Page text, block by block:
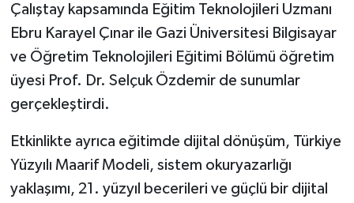
Çalıştay kapsamında Eğitim Teknolojileri Uzmanı
Ebru Karayel Çınar ile Gazi Üniversitesi Bilgisayar
ve Öğretim Teknolojileri Eğitimi Bölümü öğretim
üyesi Prof. Dr. Selçuk Özdemir de sunumlar
gerçekleştirdi.
Etkinlikte ayrıca eğitimde dijital dönüşüm, Türkiye
Yüzyılı Maarif Modeli, sistem okuryazarlığı
yaklaşımı, 21. yüzyıl becerileri ve güçlü bir dijital